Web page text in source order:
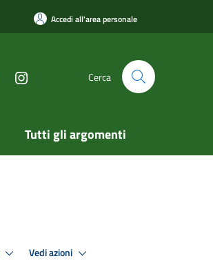
Accedi all'area personale
Cerca
Tutti gli argomenti
Vedi azioni